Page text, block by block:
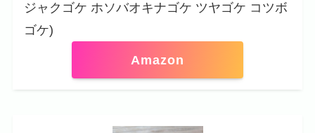
ジャクゴケ ホソバオキナゴケ ツヤゴケ コツボ
ゴケ)
Amazon